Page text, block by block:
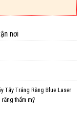
nơi
Tẩy Trắng Răng Blue Laser
răng thẩm mỹ